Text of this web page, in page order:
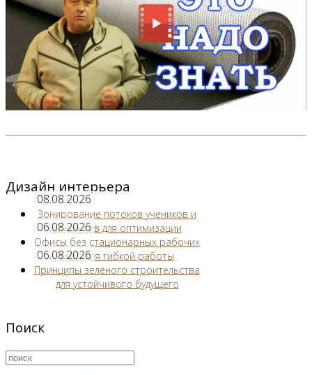
Дизайн интерьера
08.08.2026
Зонирование потоков учеников и
студентов для оптимизации
06.08.2026
Офисы без стационарных рабочих
мест для гибкой работы
06.08.2026
Принципы зеленого строительства
для устойчивого будущего
Поиск